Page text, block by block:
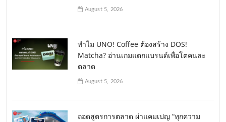
August 5, 2026
ทำไม UNO! Coffee ต้องสร้าง DOS!
Matcha? อ่านเกมแตกแบรนด์เพื่อโตคนละ
ตลาด
August 5, 2026
ถอดสูตรการตลาด ผ่าแคมเปญ “ทุกความ